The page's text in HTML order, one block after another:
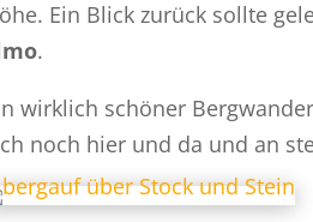
Ein Blick zurück sollte
.
wirklich schöner
noch hier und da und an